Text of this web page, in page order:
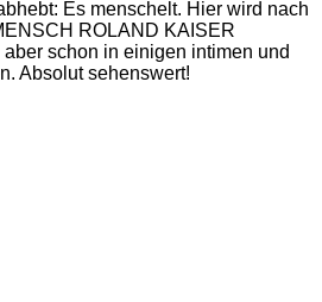
Es menschelt. Hier wird nach
ROLAND KAISER
schon in einigen intimen und
Absolut sehenswert!